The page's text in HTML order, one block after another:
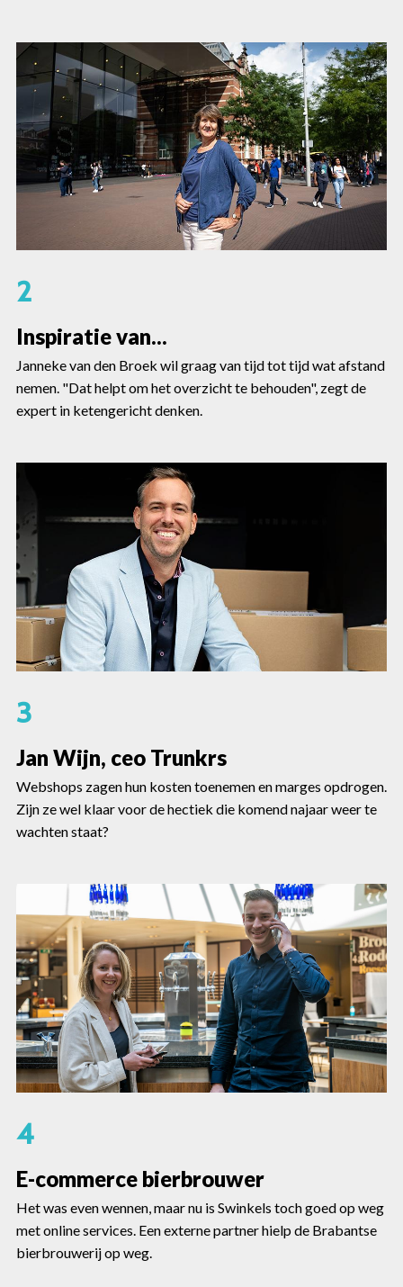
2
Inspiratie van...
Janneke van den Broek wil graag van tijd tot tijd wat afstand
nemen. "Dat helpt om het overzicht te behouden", zegt de
expert in ketengericht denken.
3
Jan Wijn, ceo Trunkrs
Webshops zagen hun kosten toenemen en marges opdrogen.
Zijn ze wel klaar voor de hectiek die komend najaar weer te
wachten staat?
4
E-commerce bierbrouwer
Het was even wennen, maar nu is Swinkels toch goed op weg
met online services. Een externe partner hielp de Brabantse
bierbrouwerij op weg.